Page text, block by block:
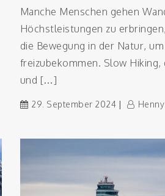
Manche Menschen gehen
Höchstleistungen zu
die Bewegung in der Natur,
freizubekommen. Slow Hiking,
und […]
29. September 2024 Henny